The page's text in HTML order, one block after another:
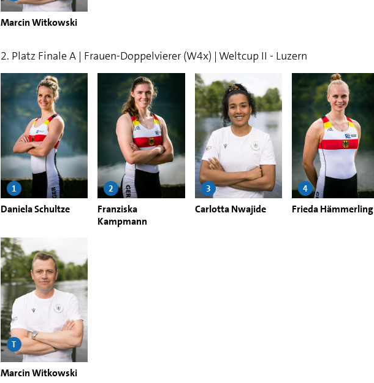
Marcin Witkowski
2. Platz Finale A | Frauen-Doppelvierer (W4x) | Weltcup II - Luzern
Daniela Schultze
1
Franziska
Kampmann
2
Carlotta Nwajide
3
Frieda Hämmerling
4
Marcin Witkowski
T